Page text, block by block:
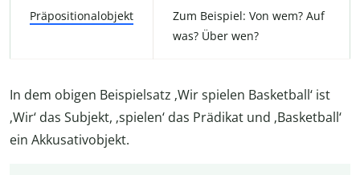
Präpositionalobjekt
Zum Beispiel: Von wem? Auf
was? Über wen?
In dem obigen Beispielsatz ‚Wir spielen Basketball‘ ist
‚Wir‘ das Subjekt, ‚spielen‘ das Prädikat und ‚Basketball‘
ein Akkusativobjekt.